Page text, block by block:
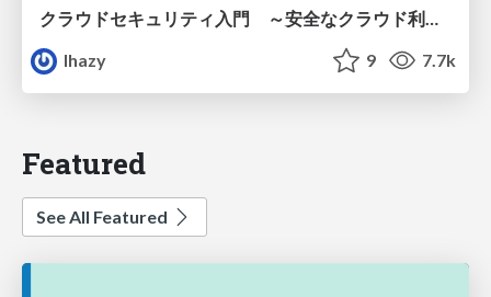
クラウドセキュリティ入門 ～安全なクラウド利用のための基礎知識～
lhazy
9 7.7k
Featured
See All Featured